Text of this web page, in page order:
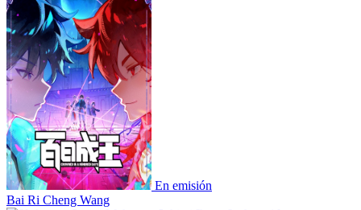
En emisión
Bai Ri Cheng Wang